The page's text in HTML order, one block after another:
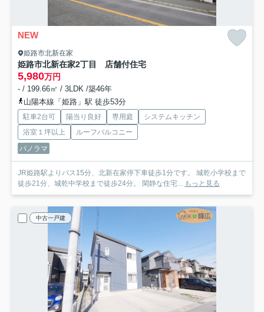
NEW
姫路市北新在家
姫路市北新在家2丁目 店舗付住宅
5,980万円
- / 199.66㎡ / 3LDK /築46年
山陽本線「姫路」駅 徒歩53分
駐車2台可 陽当り良好 専用庭
システムキッチン
浴室１坪以上
ルーフバルコニー
パノラマ
JR姫路駅よりバス15分、北新在家停下車徒歩1分です。 城乾小学校まで
徒歩21分、城乾中学校まで徒歩24分。 閑静な住宅... もっと見る
中古一戸建